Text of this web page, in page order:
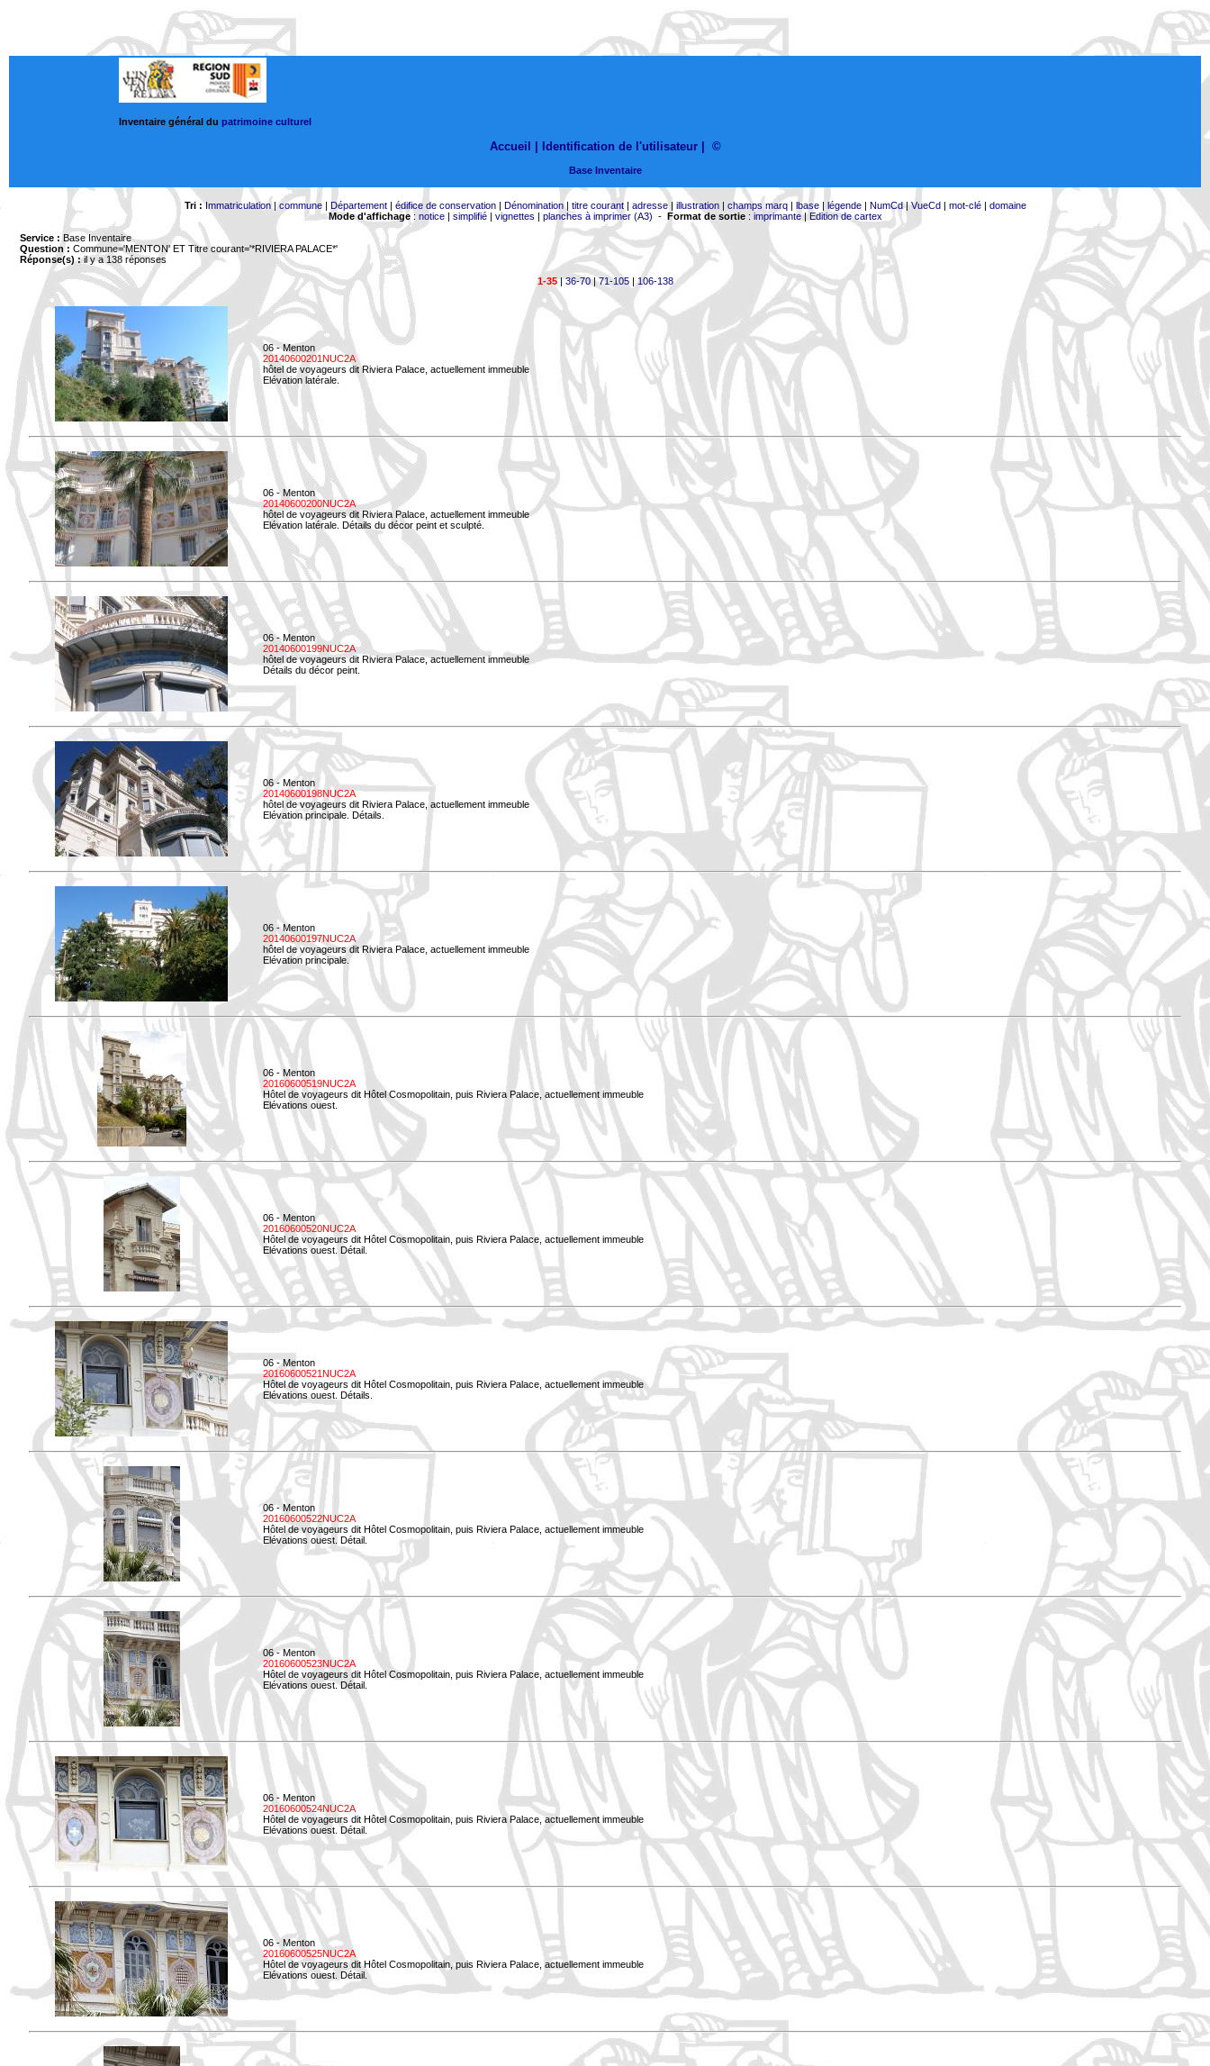
Inventaire général du patrimoine culturel
Accueil | Identification de l'utilisateur ©
Base Inventaire
Tri : Immatriculation|commune| Département| édifice de conservation| Dénomination| titre courant| adresse| illustration| champs marq| lbase| légende| NumCd|VueCd| mot-clé| domaine
Mode d'affichage: notice| simplifié| vignettes | planches à imprimer (A3) - Format de sortie: imprimante|Edition de cartex
Service : Base Inventaire
Question : Commune='MENTON' ET Titre courant='*RIVIERA PALACE*'
Réponse(s) :il y a 138 réponses
1-35|36-70|71-105| 106-138
06 - Menton
20140600201NUC2A
hôtel de voyageurs dit Riviera Palace, actuellement immeuble
Elévation latérale.
06 - Menton
20140600200NUC2A
hôtel de voyageurs dit Riviera Palace, actuellement immeuble
Elévation latérale. Détails du décor peint et sculpté.
06 - Menton
20140600199NUC2A
hôtel de voyageurs dit Riviera Palace, actuellement immeuble
Détails du décor peint.
06 - Menton
20140600198NUC2A
hôtel de voyageurs dit Riviera Palace, actuellement immeuble
Elévation principale. Détails.
06 - Menton
20140600197NUC2A
hôtel de voyageurs dit Riviera Palace, actuellement immeuble
Elévation principale.
06 - Menton
20160600519NUC2A
Hôtel de voyageurs dit Hôtel Cosmopolitain, puis Riviera Palace, actuellement immeuble
Elévations ouest.
06 - Menton
20160600520NUC2A
Hôtel de voyageurs dit Hôtel Cosmopolitain, puis Riviera Palace, actuellement immeuble
Elévations ouest. Détail.
06 - Menton
20160600521NUC2A
Hôtel de voyageurs dit Hôtel Cosmopolitain, puis Riviera Palace, actuellement immeuble
Elévations ouest. Détails.
06 - Menton
20160600522NUC2A
Hôtel de voyageurs dit Hôtel Cosmopolitain, puis Riviera Palace, actuellement immeuble
Elévations ouest. Détail.
06 - Menton
20160600523NUC2A
Hôtel de voyageurs dit Hôtel Cosmopolitain, puis Riviera Palace, actuellement immeuble
Elévations ouest. Détail.
06 - Menton
20160600524NUC2A
Hôtel de voyageurs dit Hôtel Cosmopolitain, puis Riviera Palace, actuellement immeuble
Elévations ouest. Détail.
06 - Menton
20160600525NUC2A
Hôtel de voyageurs dit Hôtel Cosmopolitain, puis Riviera Palace, actuellement immeuble
Elévations ouest. Détail.